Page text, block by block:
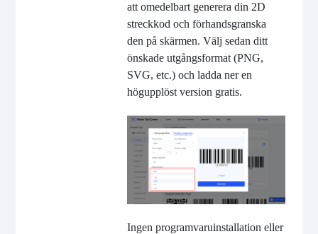
att omedelbart generera din 2D
streckkod och förhandsgranska
den på skärmen. Välj sedan ditt
önskade utgångsformat (PNG,
SVG, etc.) och ladda ner en
högupplöst version gratis.
Ingen programvaruinstallation eller